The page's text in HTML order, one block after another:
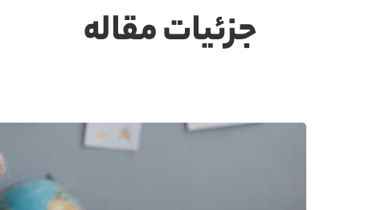
جزئیات مقاله